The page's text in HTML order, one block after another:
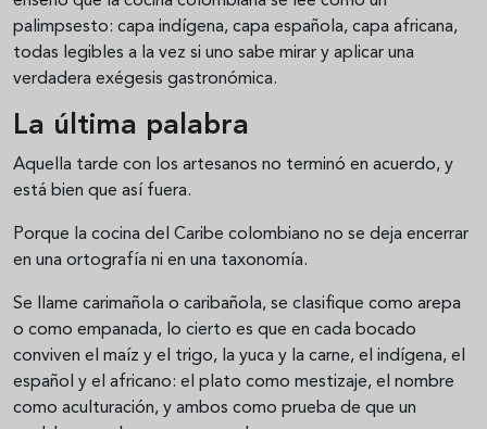
palimpsesto: capa indígena, capa española, capa africana,
todas legibles a la vez si uno sabe mirar y aplicar una
verdadera exégesis gastronómica.
La última palabra
Aquella tarde con los artesanos no terminó en acuerdo, y
está bien que así fuera.
Porque la cocina del Caribe colombiano no se deja encerrar
en una ortografía ni en una taxonomía.
Se llame carimañola o caribañola, se clasifique como arepa
o como empanada, lo cierto es que en cada bocado
conviven el maíz y el trigo, la yuca y la carne, el indígena, el
español y el africano: el plato como mestizaje, el nombre
como aculturación, y ambos como prueba de que un